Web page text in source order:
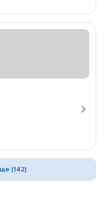
(142)